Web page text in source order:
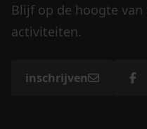
Blijf op de hoogte
activiteiten.
inschrijven